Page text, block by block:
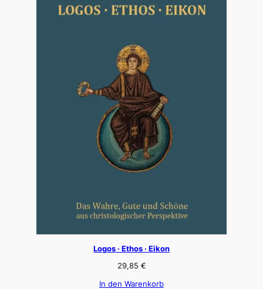
Logos · Ethos · Eikon
29,85 €
In den Warenkorb